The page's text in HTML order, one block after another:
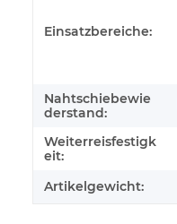
Einsatzbereiche:
Nahtschiebewie
derstand:
Weiterreisfestigk
eit:
Artikelgewicht: